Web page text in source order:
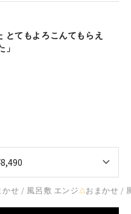
とてもよろこんてもらえ
」
かせ / 風呂敷 エンジ △ おまかせ /